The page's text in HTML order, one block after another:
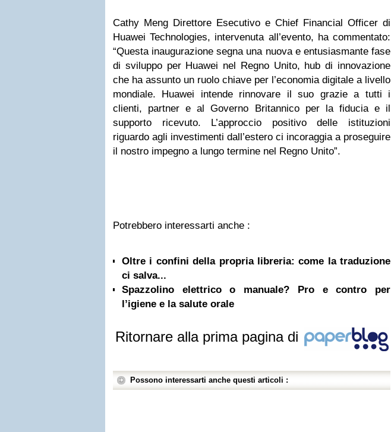
Cathy Meng Direttore Esecutivo e Chief Financial Officer di
Huawei Technologies, intervenuta all’evento, ha commentato:
“Questa inaugurazione segna una nuova e entusiasmante fase
di sviluppo per Huawei nel Regno Unito, hub di innovazione
che ha assunto un ruolo chiave per l’economia digitale a livello
mondiale. Huawei intende rinnovare il suo grazie a tutti i
clienti, partner e al Governo Britannico per la fiducia e il
supporto ricevuto. L’approccio positivo delle istituzioni
riguardo agli investimenti dall’estero ci incoraggia a proseguire
il nostro impegno a lungo termine nel Regno Unito”.
Potrebbero interessarti anche :
Oltre i confini della propria libreria: come la traduzione
ci salva...
Spazzolino elettrico o manuale? Pro e contro per
l’igiene e la salute orale
Ritornare alla prima pagina di
Possono interessarti anche questi articoli :